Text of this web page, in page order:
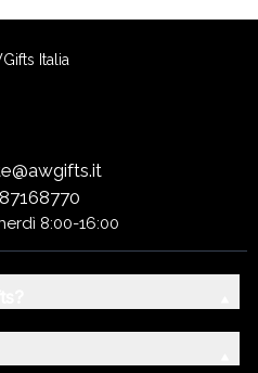
8:00-16:00